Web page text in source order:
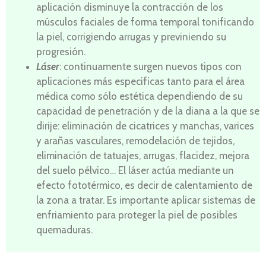
aplicación disminuye la contracción de los
músculos faciales de forma temporal tonificando
la piel, corrigiendo arrugas y previniendo su
progresión.
Láser: continuamente surgen nuevos tipos con
aplicaciones más especificas tanto para el área
médica como sólo estética dependiendo de su
capacidad de penetración y de la diana a la que se
dirije: eliminación de cicatrices y manchas, varices
y arañas vasculares, remodelación de tejidos,
eliminación de tatuajes, arrugas, flacidez, mejora
del suelo pélvico… El láser actúa mediante un
efecto fototérmico, es decir de calentamiento de
la zona a tratar. Es importante aplicar sistemas de
enfriamiento para proteger la piel de posibles
quemaduras.